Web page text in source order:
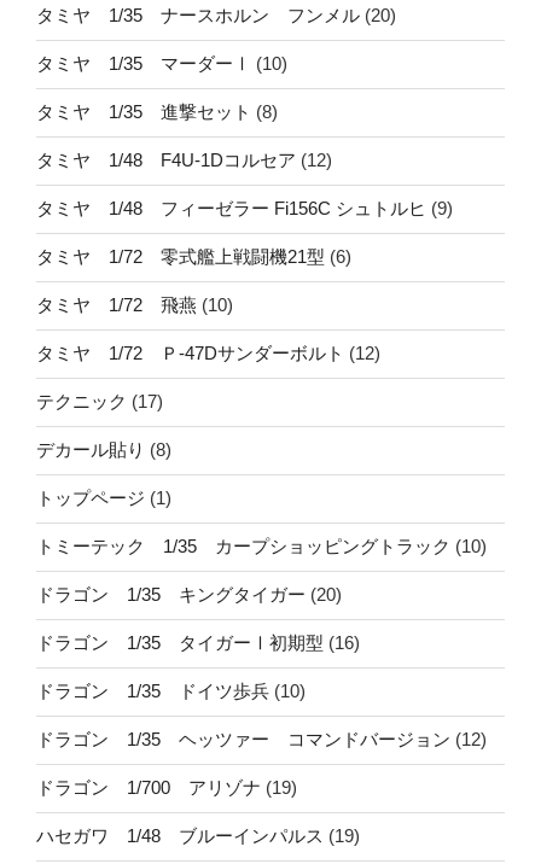
タミヤ 1/35 ナースホルン フンメル (20)
タミヤ 1/35 マーダーⅠ (10)
タミヤ 1/35 進撃セット (8)
タミヤ 1/48 F4U-1Dコルセア (12)
タミヤ 1/48 フィーゼラー Fi156C シュトルヒ (9)
タミヤ 1/72 零式艦上戦闘機21型 (6)
タミヤ 1/72 飛燕 (10)
タミヤ 1/72 Ｐ-47Dサンダーボルト (12)
テクニック (17)
デカール貼り (8)
トップページ (1)
トミーテック 1/35 カープショッピングトラック (10)
ドラゴン 1/35 キングタイガー (20)
ドラゴン 1/35 タイガーⅠ初期型 (16)
ドラゴン 1/35 ドイツ歩兵 (10)
ドラゴン 1/35 ヘッツァー コマンドバージョン (12)
ドラゴン 1/700 アリゾナ (19)
ハセガワ 1/48 ブルーインパルス (19)